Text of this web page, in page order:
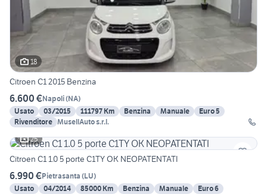
18
Citroen C1 2015 Benzina
6.600 €Napoli(NA)
Usato
03/2015 111797 Km Benzina Manuale
Euro 5
Rivenditore MusellAuto s.r.l.
25
Citroen C1 1.0 5 porte C1TY OK NEOPATENTATI
6.990 €Pietrasanta (LU)
Usato
04/2014 85000 Km Benzina Manuale
Euro 6